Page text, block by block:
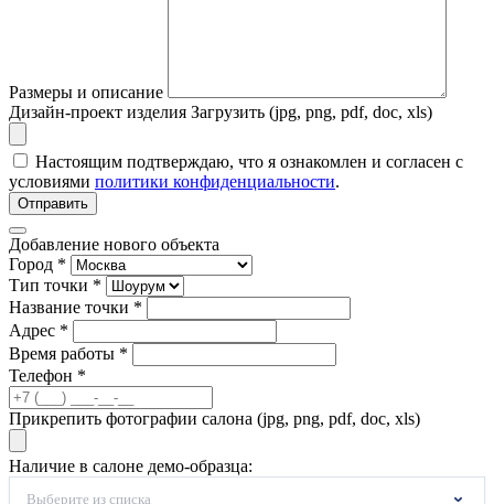
Размеры и описание
Дизайн-проект изделия Загрузить (jpg, png, pdf, doc, xls)
Настоящим подтверждаю, что я ознакомлен и согласен с
условиями политики конфиденциальности.
Отправить
Добавление нового объекта
Город *
Тип точки *
Название точки *
Адрес *
Время работы *
Телефон *
Прикрепить фотографии салона (jpg, png, pdf, doc, xls)
Наличие в салоне демо-образца:
Выберите из списка